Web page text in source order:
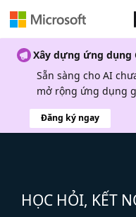
Xây dựng ứng dụng
Sẵn sàng cho AI
mở rộng ứng dụng
Đăng ký ngay
HỌC HỎI, KẾT